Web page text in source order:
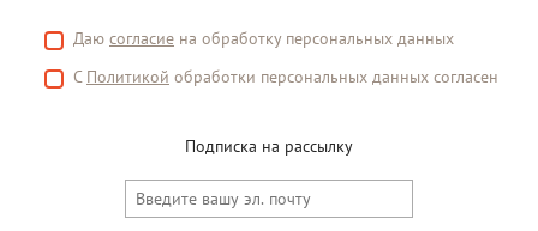
Даю согласие на обработку персональных данных
С Политикой обработки персональных данных согласен
Подписка на рассылку